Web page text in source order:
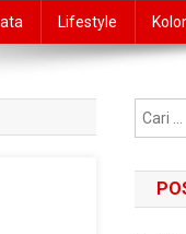
Lifestyle